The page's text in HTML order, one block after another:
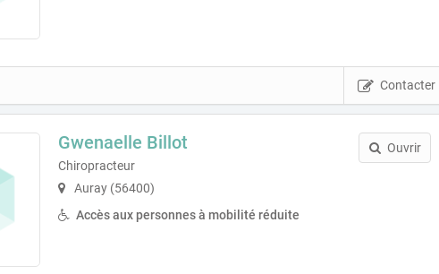
Contacter
Gwenaelle Billot
Chiropracteur
Auray (56400)
Accès aux personnes à mobilité réduite
Ouvrir